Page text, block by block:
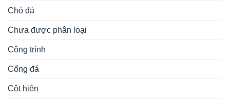
Chó đá
Chưa được phân loại
Công trình
Cổng đá
Cột hiên